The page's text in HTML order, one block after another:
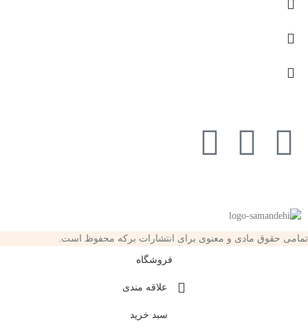
تمامی حقوق مادی و معنوی برای انتشارات برکه محفوظ است.
فروشگاه
علاقه مندی
سبد خرید